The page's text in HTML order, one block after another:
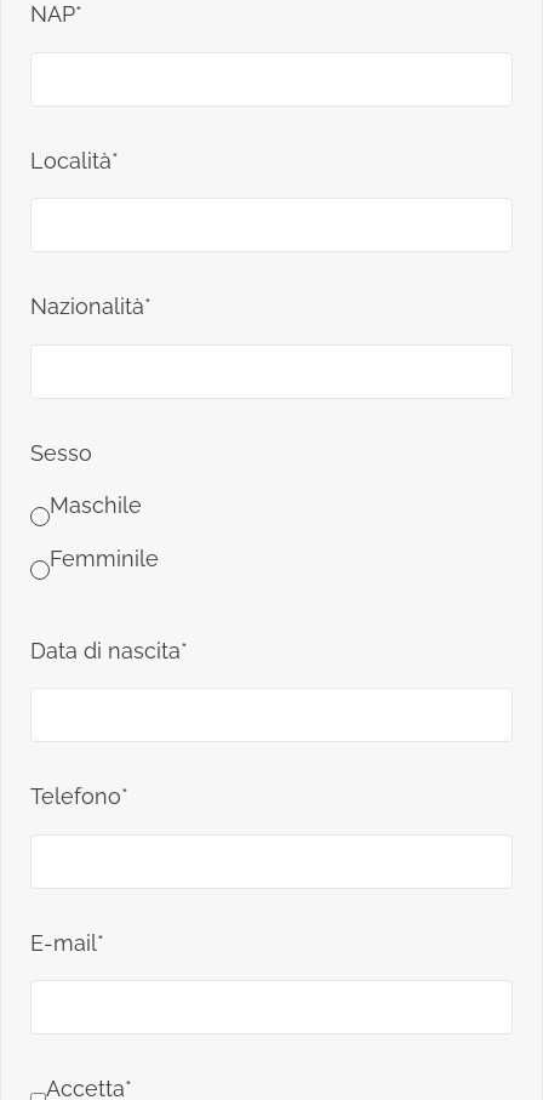
NAP*
Località*
Nazionalità*
Sesso
Maschile
Femminile
Data di nascita*
Telefono*
E-mail*
Accetta*